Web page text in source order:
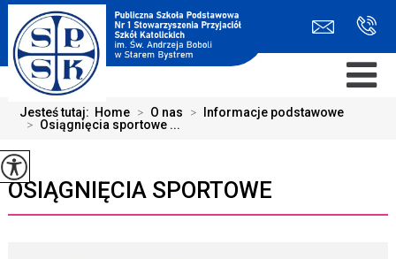
Jesteś tutaj: Home > O nas >
Informacje podstawowe
> Osiągnięcia sportowe ...
OSIĄGNIĘCIA SPORTOWE